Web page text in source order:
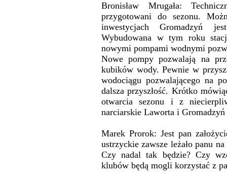
Bronisław Mrugała:
przygotowani do sezonu.
inwestycjach Gromadzyń
Wybudowana w tym roku
nowymi pompami wodnymi
Nowe pompy pozwalają na
kubików wody. Pewnie w
wodociągu pozwalającego na
dalsza przyszłość. Krótko
otwarcia sezonu i z
narciarskie Laworta i Gromadzyń
Marek Prorok: Jest pan
ustrzyckie zawsze leżało panu
Czy nadal tak będzie? Czy
klubów będą mogli korzystać z